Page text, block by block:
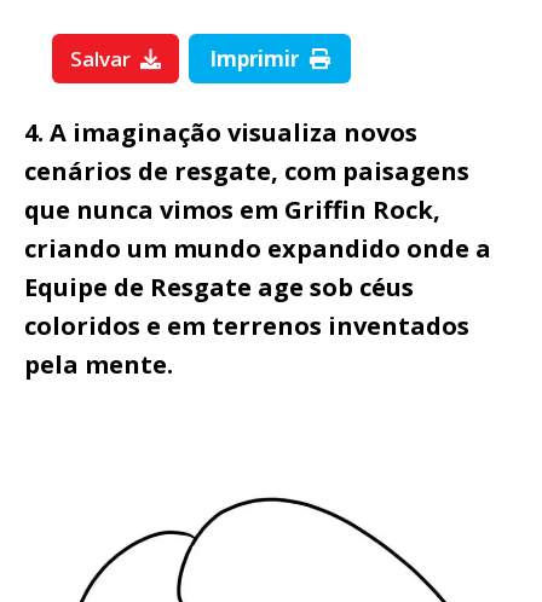
Salvar Imprimir
4. A imaginação visualiza novos
cenários de resgate, com paisagens
que nunca vimos em Griffin Rock,
criando um mundo expandido onde a
Equipe de Resgate age sob céus
coloridos e em terrenos inventados
pela mente.